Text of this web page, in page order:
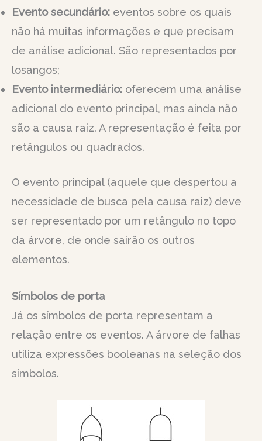
Evento secundário: eventos sobre os quais
não há muitas informações e que precisam
de análise adicional. São representados por
losangos;
Evento intermediário: oferecem uma análise
adicional do evento principal, mas ainda não
são a causa raiz. A representação é feita por
retângulos ou quadrados.
O evento principal (aquele que despertou a
necessidade de busca pela causa raiz) deve
ser representado por um retângulo no topo
da árvore, de onde sairão os outros
elementos.
Símbolos de porta
Já os símbolos de porta representam a
relação entre os eventos. A árvore de falhas
utiliza expressões booleanas na seleção dos
símbolos.